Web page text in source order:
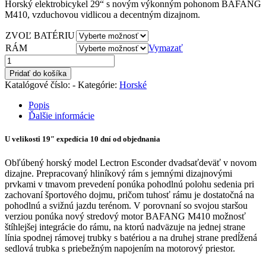
Horský elektrobicykel 29“ s novým výkonným pohonom BAFANG
M410, vzduchovou vidlicou a decentným dizajnom.
ZVOĽ BATÉRIU
RÁM
Vymazať
množstvo
ESCONDER
MZX
17"
Pridať do košíka
Katalógové číslo: - Kategórie: Horské
Popis
Ďalšie informácie
U velikosti 19″ expedícia 10 dní od objednania
Obľúbený horský model Lectron Esconder dvadsaťdeväť v novom
dizajne. Prepracovaný hliníkový rám s jemnými dizajnovými
prvkami v tmavom prevedení ponúka pohodlnú polohu sedenia pri
zachovaní športového dojmu, pričom tuhosť rámu je dostatočná na
pohodlnú a svižnú jazdu terénom. V porovnaní so svojou staršou
verziou ponúka nový stredový motor BAFANG M410 možnosť
štíhlejšej integrácie do rámu, na ktorú nadväzuje na jednej strane
línia spodnej rámovej trubky s batériou a na druhej strane predĺžená
sedlová trubka s priebežným napojením na motorový priestor.